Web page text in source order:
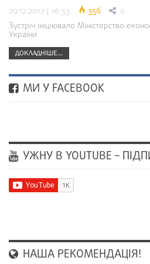
29.12.2017 | 16:53 356 0
Зустріч ініціювало Міністерство
України
ДОКЛАДНІШЕ...
МИ У FACEBOOK
УЖНУ В YOUTUBE –
НАША РЕКОМЕНДАЦІЯ!